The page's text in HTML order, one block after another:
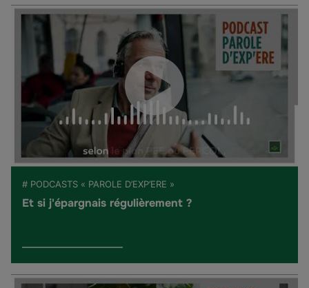
# PODCASTS « PAROLE D’EXP’ERE »
Et si j'épargnais régulièrement ?